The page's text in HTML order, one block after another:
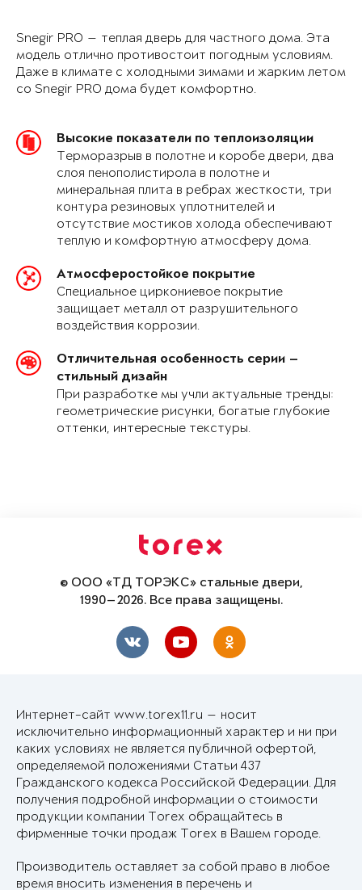
Snegir PRO — теплая дверь для частного дома. Эта
модель отлично противостоит погодным условиям.
Даже в климате с холодными зимами и жарким летом
со Snegir PRO дома будет комфортно.
Высокие показатели по теплоизоляции
Терморазрыв в полотне и коробе двери, два
слоя пенополистирола в полотне и
минеральная плита в ребрах жесткости, три
контура резиновых уплотнителей и
отсутствие мостиков холода обеспечивают
теплую и комфортную атмосферу дома.
Атмосферостойкое покрытие
Специальное циркониевое покрытие
защищает металл от разрушительного
воздействия коррозии.
Отличительная особенность серии —
стильный дизайн
При разработке мы учли актуальные тренды:
геометрические рисунки, богатые глубокие
оттенки, интересные текстуры.
© ООО «ТД ТОРЭКС» стальные двери,
1990—2026. Все права защищены.
Интернет-сайт www.torex11.ru — носит
исключительно информационный характер и ни при
каких условиях не является публичной офертой,
определяемой положениями Статьи 437
Гражданского кодекса Российской Федерации. Для
получения подробной информации о стоимости
продукции компании Torex обращайтесь в
фирменные точки продаж Torex в Вашем городе.
Производитель оставляет за собой право в любое
время вносить изменения в перечень и